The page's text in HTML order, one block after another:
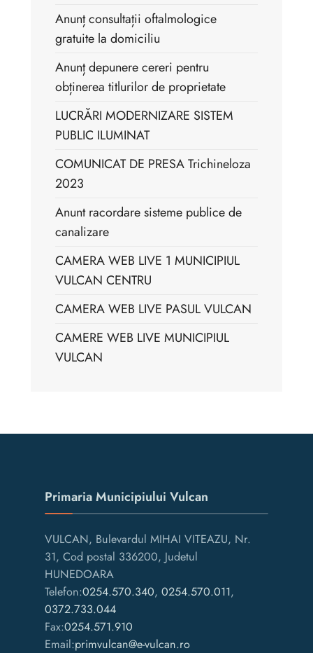
Anunț consultații oftalmologice
gratuite la domiciliu
Anunț depunere cereri pentru
obținerea titlurilor de proprietate
LUCRĂRI MODERNIZARE SISTEM
PUBLIC ILUMINAT
COMUNICAT DE PRESA Trichineloza
2023
Anunt racordare sisteme publice de
canalizare
CAMERA WEB LIVE 1 MUNICIPIUL
VULCAN CENTRU
CAMERA WEB LIVE PASUL VULCAN
CAMERE WEB LIVE MUNICIPIUL
VULCAN
Primaria Municipiului Vulcan
VULCAN, Bulevardul MIHAI VITEAZU, Nr.
31, Cod postal 336200, Judetul
HUNEDOARA
Telefon:0254.570.340, 0254.570.011,
0372.733.044
Fax:0254.571.910
Email:primvulcan@e-vulcan.ro